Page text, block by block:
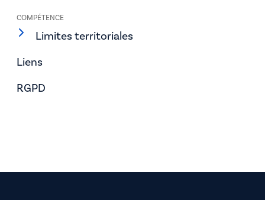
COMPÉTENCE
Limites territoriales
Liens
RGPD